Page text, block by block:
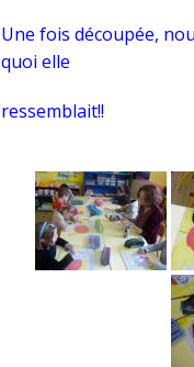
Une fois découpée,
quoi elle
ressemblait!!